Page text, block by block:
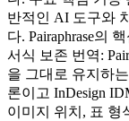
반적인 AI 도구와
다. Pairaphrase의
서식 보존 번역:
을 그대로 유지하
론이고 InDesign
이미지 위치, 표 형